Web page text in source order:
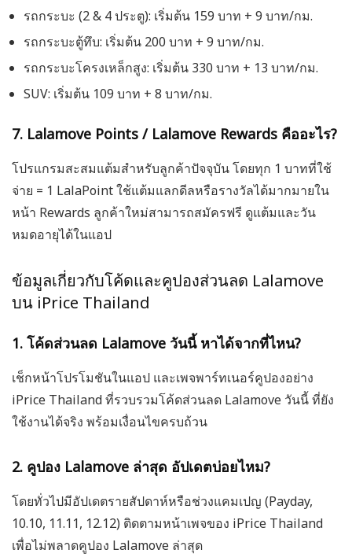
รถกระบะ (2 & 4 ประตู): เริ่มต้น 159 บาท + 9 บาท/กม.
รถกระบะตู้ทึบ: เริ่มต้น 200 บาท + 9 บาท/กม.
รถกระบะโครงเหล็กสูง: เริ่มต้น 330 บาท + 13 บาท/กม.
SUV: เริ่มต้น 109 บาท + 8 บาท/กม.
7. Lalamove Points / Lalamove Rewards คืออะไร?
โปรแกรมสะสมแต้มสำหรับลูกค้าปัจจุบัน โดยทุก 1 บาทที่ใช้
จ่าย = 1 LalaPoint ใช้แต้มแลกดีลหรือรางวัลได้มากมายใน
หน้า Rewards ลูกค้าใหม่สามารถสมัครฟรี ดูแต้มและวัน
หมดอายุได้ในแอป
ข้อมูลเกี่ยวกับโค้ดและคูปองส่วนลด Lalamove
บน iPrice Thailand
1. โค้ดส่วนลด Lalamove วันนี้ หาได้จากที่ไหน?
เช็กหน้าโปรโมชันในแอป และเพจพาร์ทเนอร์คูปองอย่าง
iPrice Thailand ที่รวบรวมโค้ดส่วนลด Lalamove วันนี้ ที่ยัง
ใช้งานได้จริง พร้อมเงื่อนไขครบถ้วน
2. คูปอง Lalamove ล่าสุด อัปเดตบ่อยไหม?
โดยทั่วไปมีอัปเดตรายสัปดาห์หรือช่วงแคมเปญ (Payday,
10.10, 11.11, 12.12) ติดตามหน้าเพจของ iPrice Thailand
เพื่อไม่พลาดคูปอง Lalamove ล่าสุด